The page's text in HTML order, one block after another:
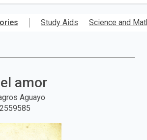
Study Aids Science and
amor
Aguayo